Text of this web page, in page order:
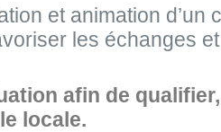
et animation
les échanges
afin de
locale.